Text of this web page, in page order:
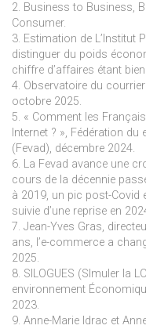
2. Business to Business,
Consumer.
3. Estimation de L’Institut
distinguer du poids
chiffre d’affaires étant
4. Observatoire du
octobre 2025.
5. « Comment les
Internet ? », Fédération
(Fevad), décembre 2024.
6. La Fevad avance une
cours de la décennie
à 2019, un pic post-Covid
suivie d’une reprise en
7. Jean-Yves Gras,
ans, l’e-commerce a
2025.
8. SILOGUES (SImuler la
environnement
2023.
9. Anne-Marie Idrac et